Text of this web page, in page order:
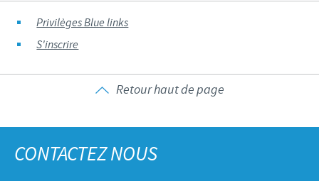
Privilèges Blue links
S'inscrire
Retour haut de page
CONTACTEZ NOUS